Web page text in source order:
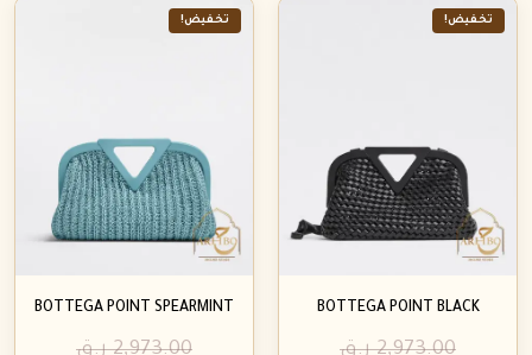
تخفيض!
BOTTEGA POINT BLACK
تخفيض!
BOTTEGA POINT SPEARMINT